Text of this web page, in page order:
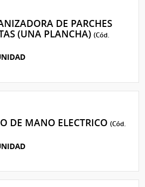
DE PARCHES
(UNA PLANCHA)(Cód.
DE MANO ELECTRICO(Cód.